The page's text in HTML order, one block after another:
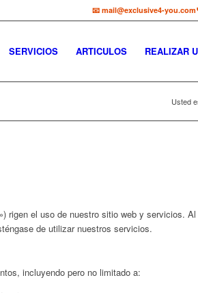
📧 mail@exclusive4-you.com
SERVICIOS ARTICULOS REALIZAR
Usted
rigen el uso de nuestro sitio web y servicios.
de utilizar nuestros servicios.
incluyendo pero no limitado a: